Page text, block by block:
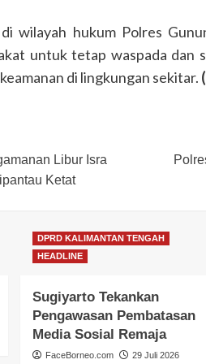
wilayah hukum Polres
untuk tetap waspada dan
di lingkungan sekitar.
Libur Isra
Ketat
DPRD KALIMANTAN TENGAH
HEADLINE
Sugiyarto Tekankan
Pengawasan Pembatasan
Media Sosial Remaja
FaceBorneo.com 29 Juli 2026